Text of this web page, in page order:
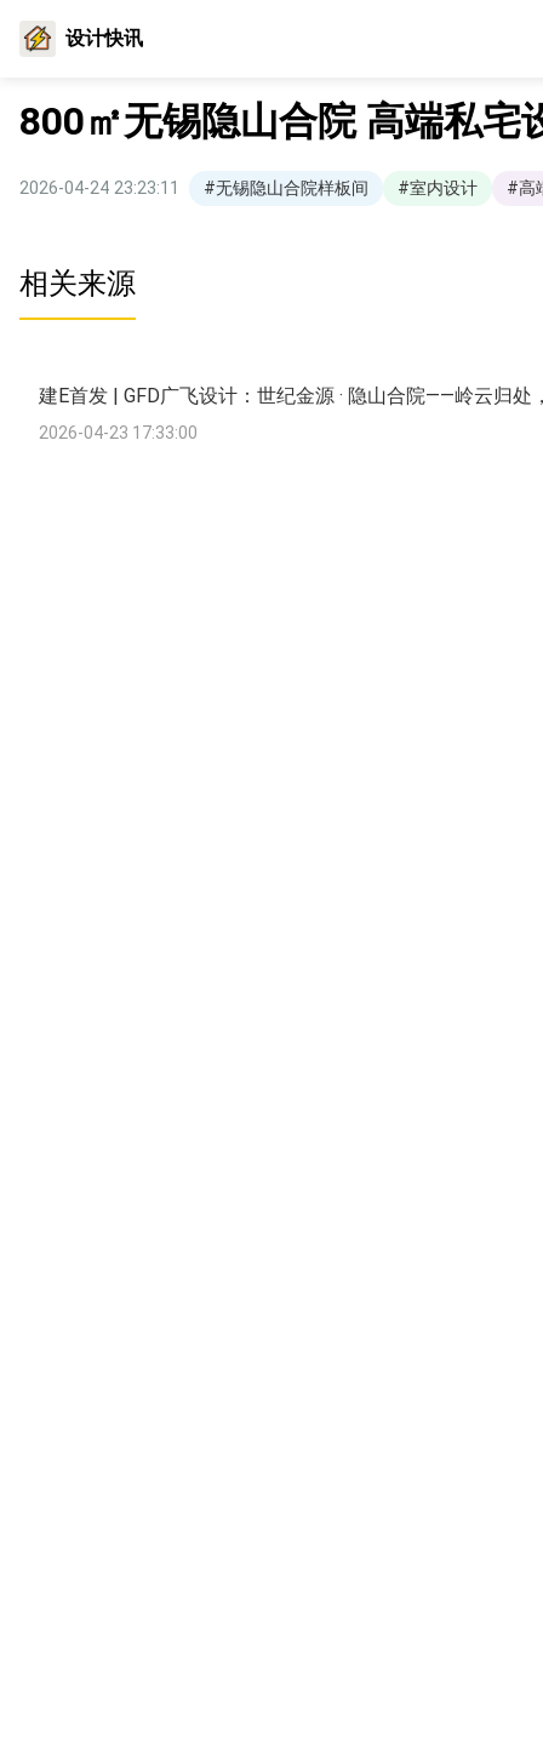
设计快讯
800㎡无锡隐山合院 高端私宅
2026-04-24 23:23:11 #无锡隐山合院样板间 #室内设计 #高
相关来源
建E首发 | GFD广飞设计：世纪金源 · 隐山合院——岭云归处
2026-04-23 17:33:00